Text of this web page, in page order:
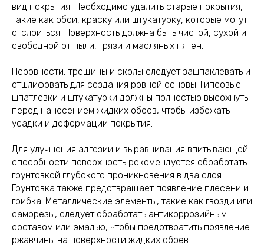
вид покрытия. Необходимо удалить старые покрытия,
такие как обои, краску или штукатурку, которые могут
отслоиться. Поверхность должна быть чистой, сухой и
свободной от пыли, грязи и масляных пятен.
Неровности, трещины и сколы следует зашпаклевать и
отшлифовать для создания ровной основы. Гипсовые
шпатлевки и штукатурки должны полностью высохнуть
перед нанесением жидких обоев, чтобы избежать
усадки и деформации покрытия.
Для улучшения адгезии и выравнивания впитывающей
способности поверхность рекомендуется обработать
грунтовкой глубокого проникновения в два слоя.
Грунтовка также предотвращает появление плесени и
грибка. Металлические элементы, такие как гвозди или
саморезы, следует обработать антикоррозийным
составом или эмалью, чтобы предотвратить появление
ржавчины на поверхности жидких обоев.